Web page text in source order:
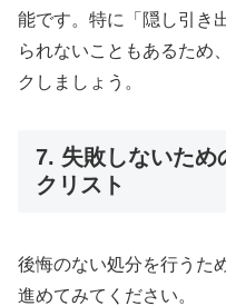
能です。特に「隠し引き
られないこともあるため
クしましょう。
7. 失敗しないため
クリスト
後悔のない処分を行うた
進めてみてください。